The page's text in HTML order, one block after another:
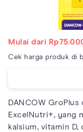
Mulai dari
Cek harga produk di
DANCOW
ExcelNutri+, yang
kalsium, vitamin